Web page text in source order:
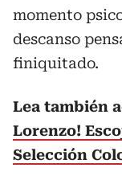
momento
descanso
finiquitado.
Lea también
Lorenzo!
Selección